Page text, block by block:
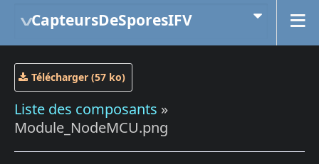
CapteursDeSporesIFV
Télécharger (57 ko)
Liste des composants »
Module_NodeMCU.png